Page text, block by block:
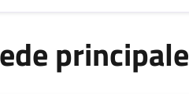
principale